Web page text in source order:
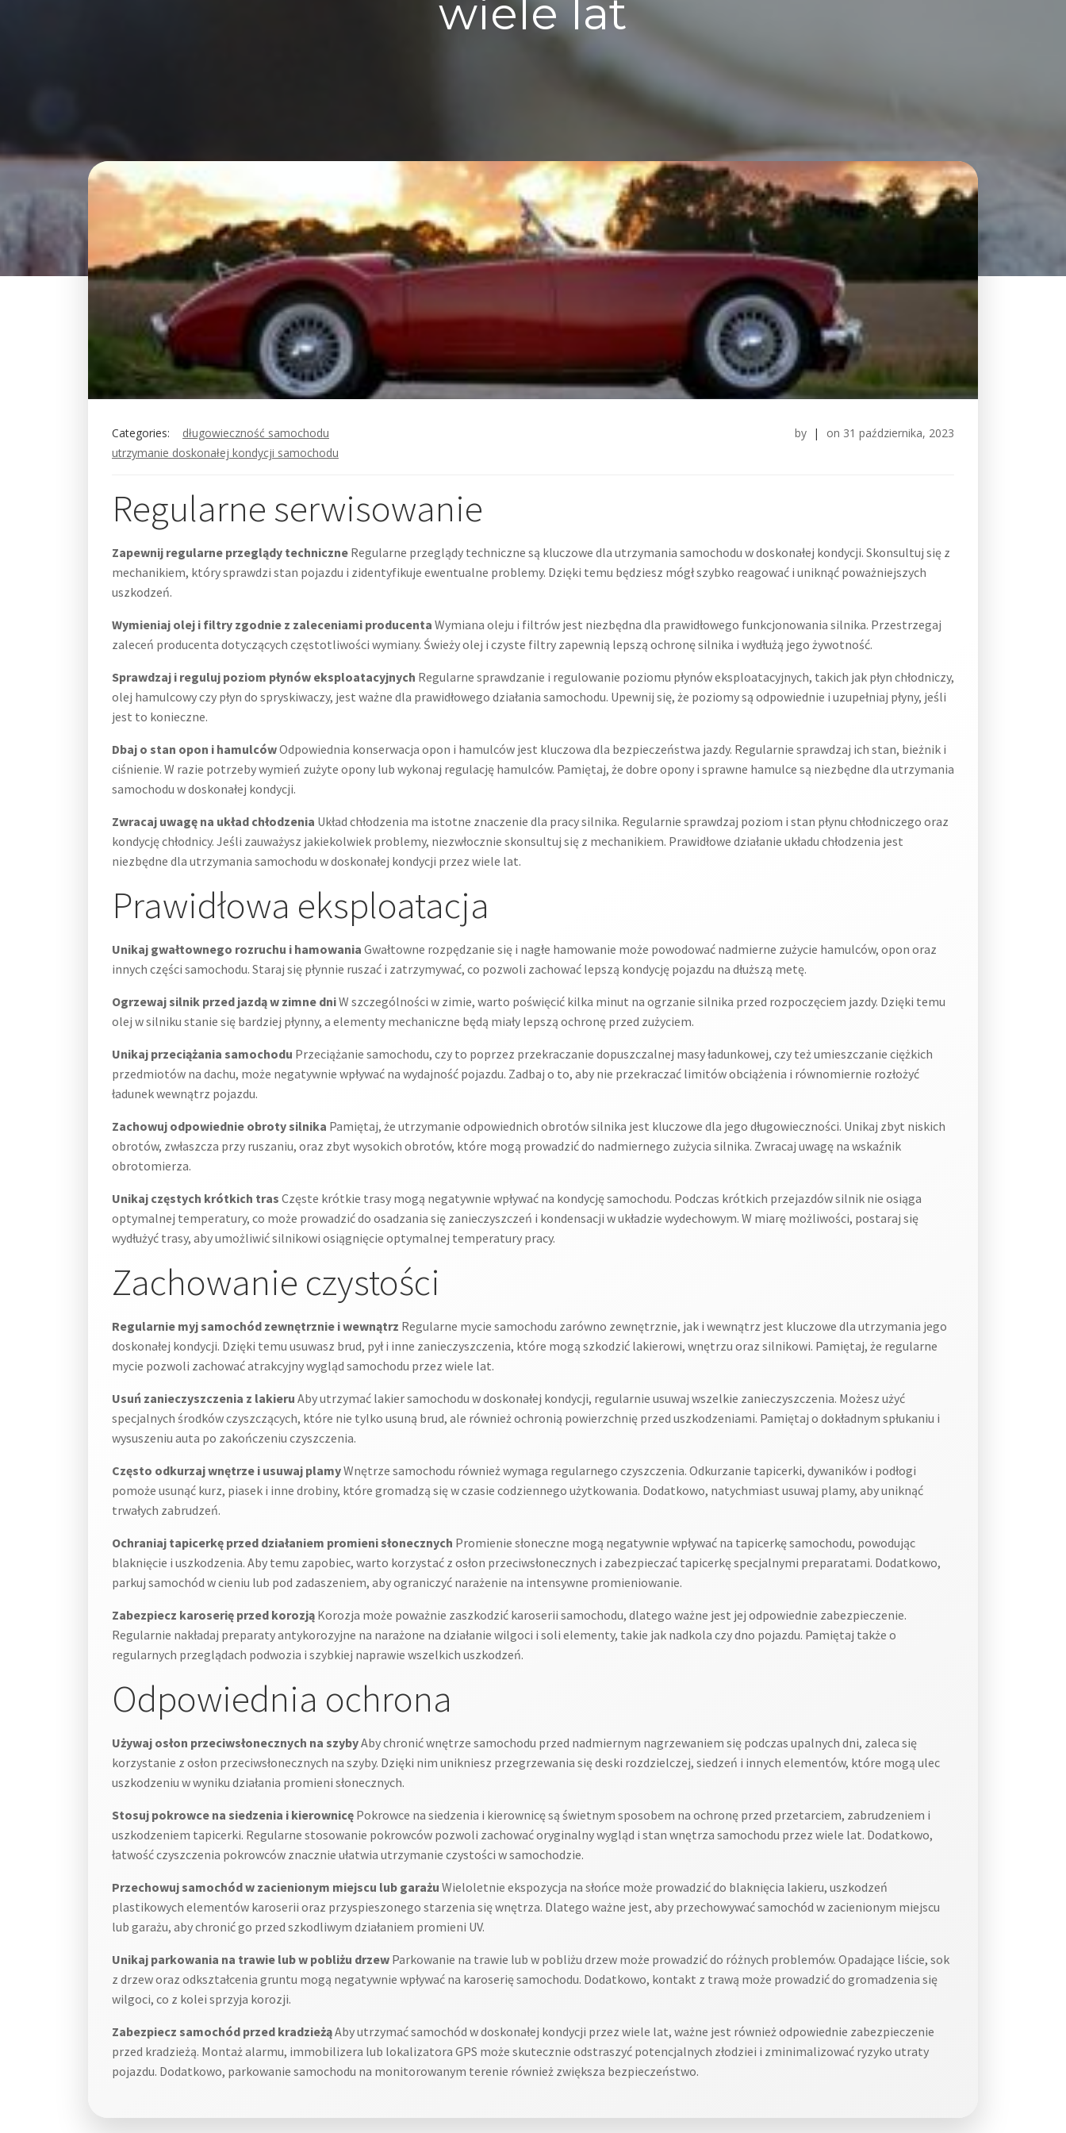
wiele lat
Categories:
długowieczność samochodu
utrzymanie doskonałej kondycji samochodu
by | on 31 października, 2023
Regularne serwisowanie
Zapewnij regularne przeglądy techniczne Regularne przeglądy techniczne są kluczowe dla utrzymania samochodu w doskonałej kondycji. Skonsultuj się z
mechanikiem, który sprawdzi stan pojazdu i zidentyfikuje ewentualne problemy. Dzięki temu będziesz mógł szybko reagować i uniknąć poważniejszych
uszkodzeń.
Wymieniaj olej i filtry zgodnie z zaleceniami producenta Wymiana oleju i filtrów jest niezbędna dla prawidłowego funkcjonowania silnika. Przestrzegaj
zaleceń producenta dotyczących częstotliwości wymiany. Świeży olej i czyste filtry zapewnią lepszą ochronę silnika i wydłużą jego żywotność.
Sprawdzaj i reguluj poziom płynów eksploatacyjnych Regularne sprawdzanie i regulowanie poziomu płynów eksploatacyjnych, takich jak płyn chłodniczy,
olej hamulcowy czy płyn do spryskiwaczy, jest ważne dla prawidłowego działania samochodu. Upewnij się, że poziomy są odpowiednie i uzupełniaj płyny, jeśli
jest to konieczne.
Dbaj o stan opon i hamulcówOdpowiednia konserwacja opon i hamulców jest kluczowa dla bezpieczeństwa jazdy. Regularnie sprawdzaj ich stan, bieżnik i
ciśnienie. W razie potrzeby wymień zużyte opony lub wykonaj regulację hamulców. Pamiętaj, że dobre opony i sprawne hamulce są niezbędne dla utrzymania
samochodu w doskonałej kondycji.
Zwracaj uwagę na układ chłodzenia Układ chłodzenia ma istotne znaczenie dla pracy silnika. Regularnie sprawdzaj poziom i stan płynu chłodniczego oraz
kondycję chłodnicy. Jeśli zauważysz jakiekolwiek problemy, niezwłocznie skonsultuj się z mechanikiem. Prawidłowe działanie układu chłodzenia jest
niezbędne dla utrzymania samochodu w doskonałej kondycji przez wiele lat.
Prawidłowa eksploatacja
Unikaj gwałtownego rozruchu i hamowania Gwałtowne rozpędzanie się i nagłe hamowanie może powodować nadmierne zużycie hamulców, opon oraz
innych części samochodu. Staraj się płynnie ruszać i zatrzymywać, co pozwoli zachować lepszą kondycję pojazdu na dłuższą metę.
Ogrzewaj silnik przed jazdą w zimne dniW szczególności w zimie, warto poświęcić kilka minut na ogrzanie silnika przed rozpoczęciem jazdy. Dzięki temu
olej w silniku stanie się bardziej płynny, a elementy mechaniczne będą miały lepszą ochronę przed zużyciem.
Unikaj przeciążania samochodu Przeciążanie samochodu, czy to poprzez przekraczanie dopuszczalnej masy ładunkowej, czy też umieszczanie ciężkich
przedmiotów na dachu, może negatywnie wpływać na wydajność pojazdu. Zadbaj o to, aby nie przekraczać limitów obciążenia i równomiernie rozłożyć
ładunek wewnątrz pojazdu.
Zachowuj odpowiednie obroty silnika Pamiętaj, że utrzymanie odpowiednich obrotów silnika jest kluczowe dla jego długowieczności. Unikaj zbyt niskich
obrotów, zwłaszcza przy ruszaniu, oraz zbyt wysokich obrotów, które mogą prowadzić do nadmiernego zużycia silnika. Zwracaj uwagę na wskaźnik
obrotomierza.
Unikaj częstych krótkich tras Częste krótkie trasy mogą negatywnie wpływać na kondycję samochodu. Podczas krótkich przejazdów silnik nie osiąga
optymalnej temperatury, co może prowadzić do osadzania się zanieczyszczeń i kondensacji w układzie wydechowym. W miarę możliwości, postaraj się
wydłużyć trasy, aby umożliwić silnikowi osiągnięcie optymalnej temperatury pracy.
Zachowanie czystości
Regularnie myj samochód zewnętrznie i wewnątrz Regularne mycie samochodu zarówno zewnętrznie, jak i wewnątrz jest kluczowe dla utrzymania jego
doskonałej kondycji. Dzięki temu usuwasz brud, pył i inne zanieczyszczenia, które mogą szkodzić lakierowi, wnętrzu oraz silnikowi. Pamiętaj, że regularne
mycie pozwoli zachować atrakcyjny wygląd samochodu przez wiele lat.
Usuń zanieczyszczenia z lakieru Aby utrzymać lakier samochodu w doskonałej kondycji, regularnie usuwaj wszelkie zanieczyszczenia. Możesz użyć
specjalnych środków czyszczących, które nie tylko usuną brud, ale również ochronią powierzchnię przed uszkodzeniami. Pamiętaj o dokładnym spłukaniu i
wysuszeniu auta po zakończeniu czyszczenia.
Często odkurzaj wnętrze i usuwaj plamyWnętrze samochodu również wymaga regularnego czyszczenia. Odkurzanie tapicerki, dywaników i podłogi
pomoże usunąć kurz, piasek i inne drobiny, które gromadzą się w czasie codziennego użytkowania. Dodatkowo, natychmiast usuwaj plamy, aby uniknąć
trwałych zabrudzeń.
Ochraniaj tapicerkę przed działaniem promieni słonecznych Promienie słoneczne mogą negatywnie wpływać na tapicerkę samochodu, powodując
blaknięcie i uszkodzenia. Aby temu zapobiec, warto korzystać z osłon przeciwsłonecznych i zabezpieczać tapicerkę specjalnymi preparatami. Dodatkowo,
parkuj samochód w cieniu lub pod zadaszeniem, aby ograniczyć narażenie na intensywne promieniowanie.
Zabezpiecz karoserię przed korozją Korozja może poważnie zaszkodzić karoserii samochodu, dlatego ważne jest jej odpowiednie zabezpieczenie.
Regularnie nakładaj preparaty antykorozyjne na narażone na działanie wilgoci i soli elementy, takie jak nadkola czy dno pojazdu. Pamiętaj także o
regularnych przeglądach podwozia i szybkiej naprawie wszelkich uszkodzeń.
Odpowiednia ochrona
Używaj osłon przeciwsłonecznych na szybyAby chronić wnętrze samochodu przed nadmiernym nagrzewaniem się podczas upalnych dni, zaleca się
korzystanie z osłon przeciwsłonecznych na szyby. Dzięki nim unikniesz przegrzewania się deski rozdzielczej, siedzeń i innych elementów, które mogą ulec
uszkodzeniu w wyniku działania promieni słonecznych.
Stosuj pokrowce na siedzenia i kierownicę Pokrowce na siedzenia i kierownicę są świetnym sposobem na ochronę przed przetarciem, zabrudzeniem i
uszkodzeniem tapicerki. Regularne stosowanie pokrowców pozwoli zachować oryginalny wygląd i stan wnętrza samochodu przez wiele lat. Dodatkowo,
łatwość czyszczenia pokrowców znacznie ułatwia utrzymanie czystości w samochodzie.
Przechowuj samochód w zacienionym miejscu lub garażu Wieloletnie ekspozycja na słońce może prowadzić do blaknięcia lakieru, uszkodzeń
plastikowych elementów karoserii oraz przyspieszonego starzenia się wnętrza. Dlatego ważne jest, aby przechowywać samochód w zacienionym miejscu
lub garażu, aby chronić go przed szkodliwym działaniem promieni UV.
Unikaj parkowania na trawie lub w pobliżu drzew Parkowanie na trawie lub w pobliżu drzew może prowadzić do różnych problemów. Opadające liście, sok
z drzew oraz odkształcenia gruntu mogą negatywnie wpływać na karoserię samochodu. Dodatkowo, kontakt z trawą może prowadzić do gromadzenia się
wilgoci, co z kolei sprzyja korozji.
Zabezpiecz samochód przed kradzieżąAby utrzymać samochód w doskonałej kondycji przez wiele lat, ważne jest również odpowiednie zabezpieczenie
przed kradzieżą. Montaż alarmu, immobilizera lub lokalizatora GPS może skutecznie odstraszyć potencjalnych złodziei i zminimalizować ryzyko utraty
pojazdu. Dodatkowo, parkowanie samochodu na monitorowanym terenie również zwiększa bezpieczeństwo.